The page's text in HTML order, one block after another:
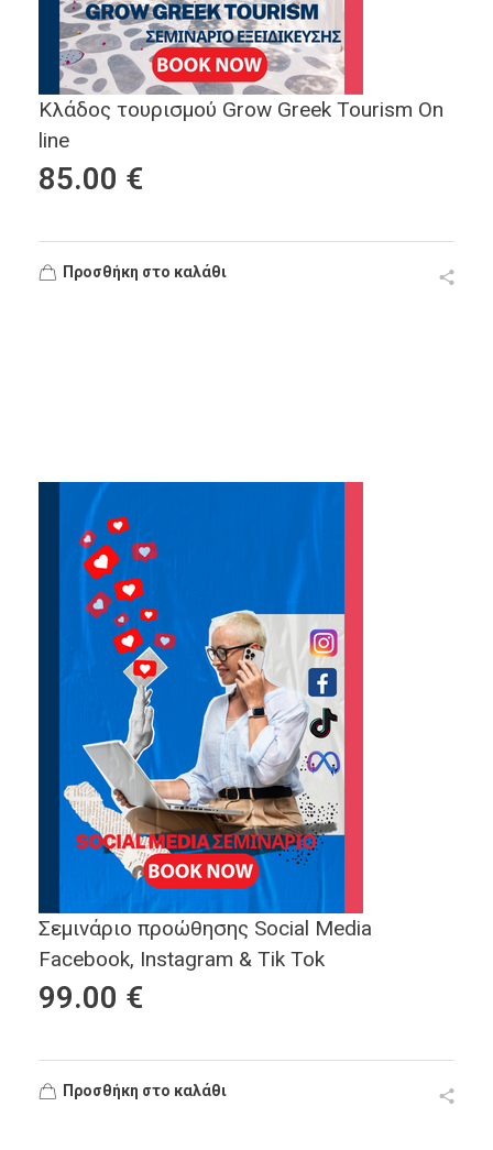
Κλάδος τουρισμού Grow Greek Tourism On
line
85.00 €
Προσθήκη στο καλάθι
Σεμινάριο προώθησης Social Media
Facebook, Instagram & Tik Tok
99.00 €
Προσθήκη στο καλάθι